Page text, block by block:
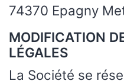
74370 Epagny
MODIFICATION
LÉGALES
La Société se